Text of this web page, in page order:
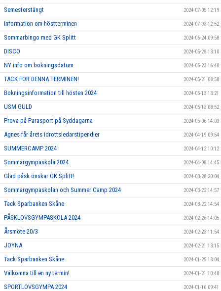
Semesterstängt 2024-07-05 12:19
Information om höstterminen 2024-07-03 12:52
Sommarbingo med GK Splitt 2024-06-24 09:58
DISCO 2024-05-28 13:10
NY info om bokningsdatum 2024-05-23 16:40
TACK FÖR DENNA TERMINEN! 2024-05-21 08:58
Bokningsinformation till hösten 2024 2024-05-13 13:21
USM GULD 2024-05-13 08:52
Prova på Parasport på Syddagarna 2024-05-06 14:03
Agnes får årets idrottsledarstipendier 2024-04-19 09:54
SUMMERCAMP 2024 2024-04-12 10:12
Sommargympaskola 2024 2024-04-08 14:45
Glad påsk önskar GK Splitt! 2024-03-28 20:04
Sommargympaskolan och Summer Camp 2024 2024-03-22 14:57
Tack Sparbanken Skåne 2024-03-22 14:54
PÅSKLOVSGYMPASKOLA 2024 2024-02-26 14:05
Årsmöte 20/3 2024-02-23 11:54
JOYNA 2024-02-21 13:15
Tack Sparbanken Skåne 2024-01-25 13:04
Välkomna till en ny termin! 2024-01-21 10:48
SPORTLOVSGYMPA 2024 2024-01-16 09:41